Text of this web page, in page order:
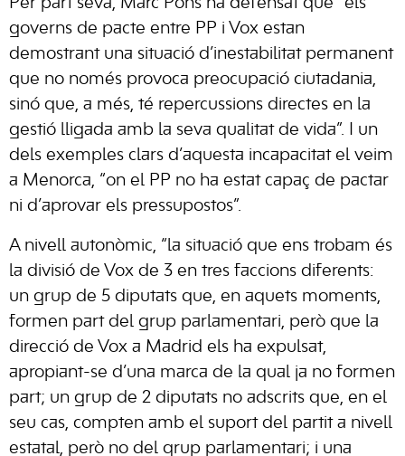
Per part seva, Marc Pons ha defensat que “els
governs de pacte entre PP i Vox estan
demostrant una situació d’inestabilitat permanent
que no només provoca preocupació ciutadania,
sinó que, a més, té repercussions directes en la
gestió lligada amb la seva qualitat de vida”. I un
dels exemples clars d’aquesta incapacitat el veim
a Menorca, “on el PP no ha estat capaç de pactar
ni d’aprovar els pressupostos”.
A nivell autonòmic, “la situació que ens trobam és
la divisió de Vox de 3 en tres faccions diferents:
un grup de 5 diputats que, en aquets moments,
formen part del grup parlamentari, però que la
direcció de Vox a Madrid els ha expulsat,
apropiant-se d’una marca de la qual ja no formen
part; un grup de 2 diputats no adscrits que, en el
seu cas, compten amb el suport del partit a nivell
estatal, però no del grup parlamentari; i una